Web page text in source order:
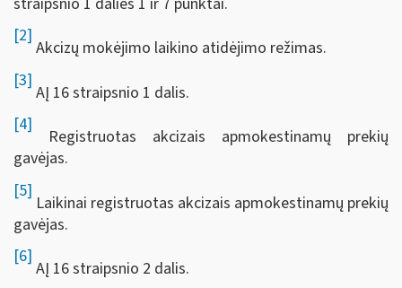
[2]
Akcizų mokėjimo laikino atidėjimo režimas.
[3]
AĮ 16 straipsnio 1 dalis.
[4]
Registruotas akcizais apmokestinamų prekių
gavėjas.
[5]
Laikinai registruotas akcizais apmokestinamų prekių
gavėjas.
[6]
AĮ 16 straipsnio 2 dalis.